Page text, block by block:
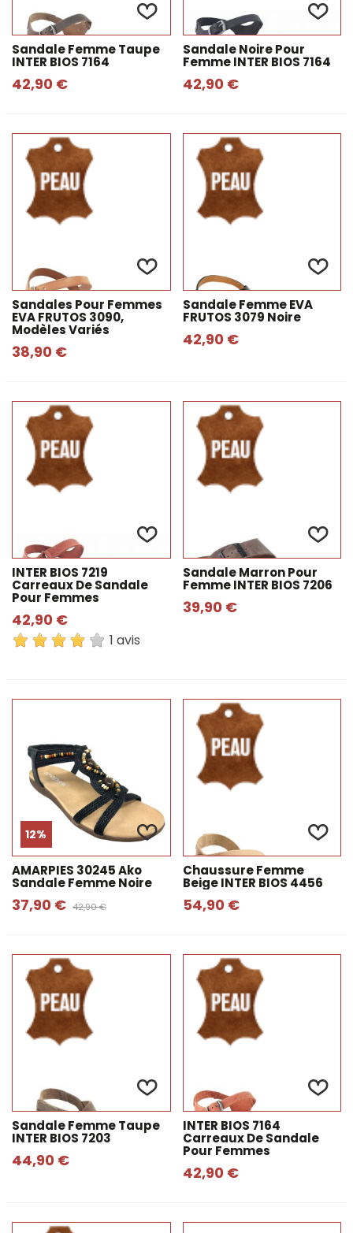
Sandale Femme Taupe
INTER BIOS 7164
42,90 €
Sandale Noire Pour
Femme INTER BIOS 7164
42,90 €
Sandales Pour Femmes
EVA FRUTOS 3090,
Modèles Variés
38,90 €
Sandale Femme EVA
FRUTOS 3079 Noire
42,90 €
INTER BIOS 7219
Carreaux De Sandale
Pour Femmes
42,90 €
1 avis
Sandale Marron Pour
Femme INTER BIOS 7206
39,90 €
12%
AMARPIES 30245 Ako
Sandale Femme Noire
37,90 € 42,90 €
Chaussure Femme
Beige INTER BIOS 4456
54,90 €
Sandale Femme Taupe
INTER BIOS 7203
44,90 €
INTER BIOS 7164
Carreaux De Sandale
Pour Femmes
42,90 €